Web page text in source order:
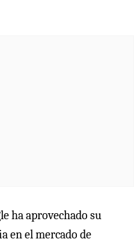
ha aprovechado su
en el mercado de